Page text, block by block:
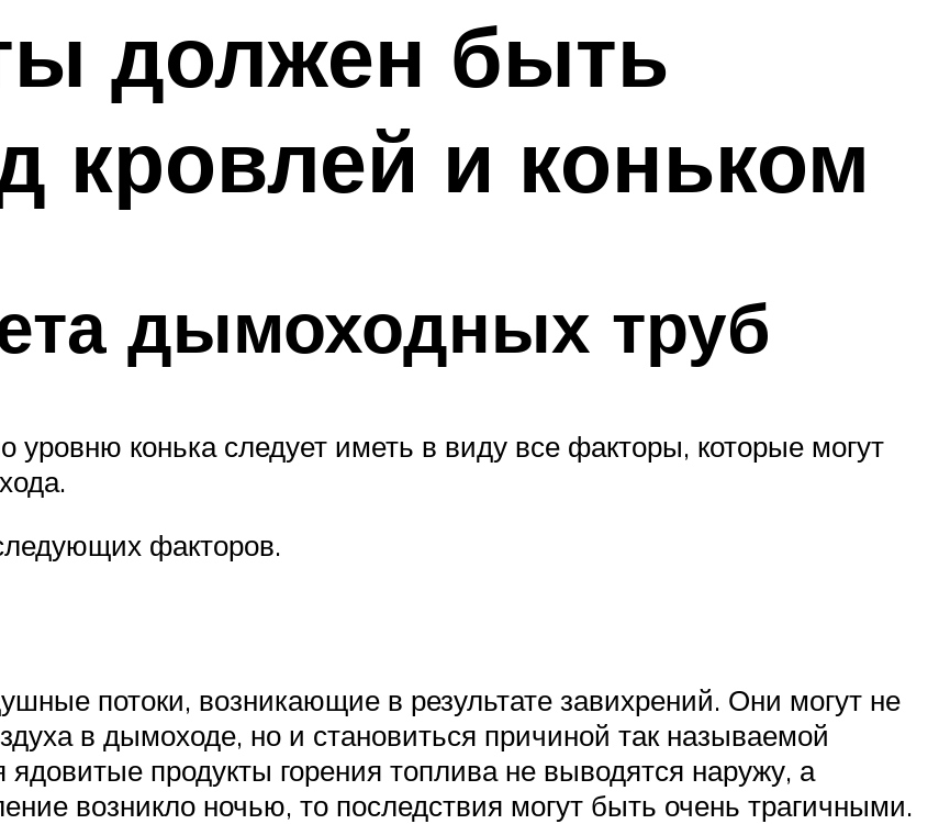
должен быть
кровлей и коньком
дымоходных труб
конька следует иметь в виду все факторы, которые могут
факторов.
потоки, возникающие в результате завихрений. Они могут не
в дымоходе, но и становиться причиной так называемой
продукты горения топлива не выводятся наружу, а
возникло ночью, то последствия могут быть очень трагичными.